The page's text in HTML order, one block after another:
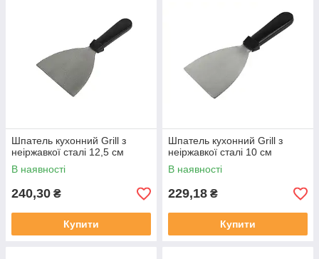
Шпатель кухонний Grill з
неіржавкої сталі 12,5 см
В наявності
240,30 ₴
Купити
Шпатель кухонний Grill з
неіржавкої сталі 10 см
В наявності
229,18 ₴
Купити